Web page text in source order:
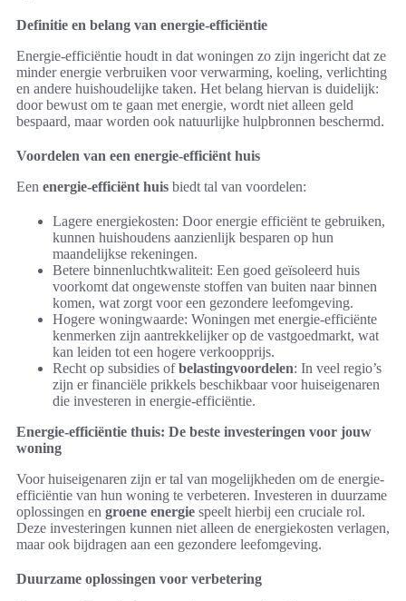
Definitie en belang van energie-efficiëntie
Energie-efficiëntie houdt in dat woningen zo zijn ingericht dat ze
minder energie verbruiken voor verwarming, koeling, verlichting
en andere huishoudelijke taken. Het belang hiervan is duidelijk:
door bewust om te gaan met energie, wordt niet alleen geld
bespaard, maar worden ook natuurlijke hulpbronnen beschermd.
Voordelen van een energie-efficiënt huis
Een energie-efficiënt huis biedt tal van voordelen:
Lagere energiekosten: Door energie efficiënt te gebruiken,
kunnen huishoudens aanzienlijk besparen op hun
maandelijkse rekeningen.
Betere binnenluchtkwaliteit: Een goed geïsoleerd huis
voorkomt dat ongewenste stoffen van buiten naar binnen
komen, wat zorgt voor een gezondere leefomgeving.
Hogere woningwaarde: Woningen met energie-efficiënte
kenmerken zijn aantrekkelijker op de vastgoedmarkt, wat
kan leiden tot een hogere verkoopprijs.
Recht op subsidies ofbelastingvoordelen: In veel regio’s
zijn er financiële prikkels beschikbaar voor huiseigenaren
die investeren in energie-efficiëntie.
Energie-efficiëntie thuis: De beste investeringen voor jouw
woning
Voor huiseigenaren zijn er tal van mogelijkheden om de energie-
efficiëntie van hun woning te verbeteren. Investeren in duurzame
oplossingen en groene energie speelt hierbij een cruciale rol.
Deze investeringen kunnen niet alleen de energiekosten verlagen,
maar ook bijdragen aan een gezondere leefomgeving.
Duurzame oplossingen voor verbetering